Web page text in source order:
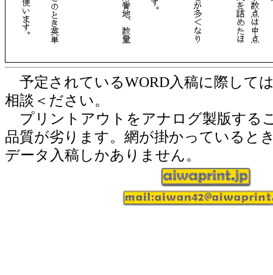
予定されているWORD入稿に際して
相談＜ださい。
プリントアウトをアナログ製版する
品質が劣ります。網が掛かっていると
データ入稿しかありません。